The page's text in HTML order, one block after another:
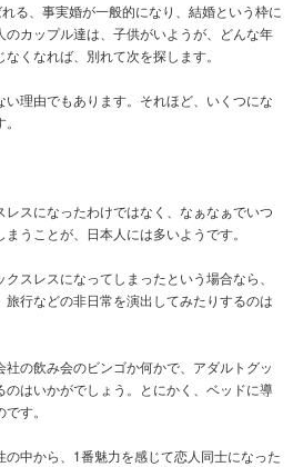
る、事実婚が一般的になり、結婚という枠に
カップル達は、子供がいようが、どんな年
くなれば、別れて次を探します。
い理由でもあります。それほど、いくつにな
スになったわけではなく、なぁなぁでいつ
うことが、日本人には多いようです。
スレスになってしまったという場合なら、
行などの非日常を演出してみたりするのは
の飲み会のビンゴか何かで、アダルトグッ
のはいかがでしょう。とにかく、ベッドに導
す。
の中から、1番魅力を感じて恋人同士になった